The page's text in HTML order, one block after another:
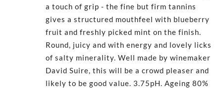
a touch of grip - the fine but firm tannins
gives a structured mouthfeel with blueberry
fruit and freshly picked mint on the finish.
Round, juicy and with energy and lovely licks
of salty minerality. Well made by winemaker
David Suire, this will be a crowd pleaser and
likely to be good value. 3.75pH. Ageing 80%